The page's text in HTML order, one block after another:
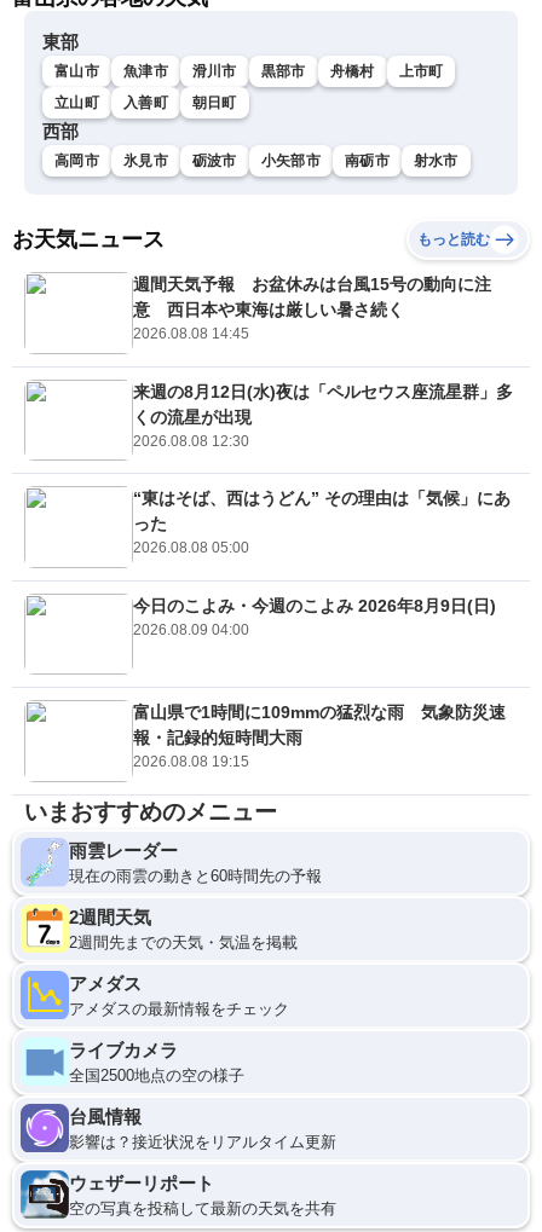
東部
富山市 魚津市 滑川市 黒部市 舟橋村
上市町
立山町
入善町 朝日町
西部
高岡市 氷見市 砺波市 小矢部市 南砺市 射水市
お天気ニュース もっと読む
週間天気予報 お盆休みは台風15号の動向に注
意 西日本や東海は厳しい暑さ続く
2026.08.08 14:45
来週の8月12日(水)夜は「ペルセウス座流星群」多
くの流星が出現
2026.08.08 12:30
“東はそば、西はうどん” その理由は「気候」にあ
った
2026.08.08 05:00
今日のこよみ・今週のこよみ 2026年8月9日(日)
2026.08.09 04:00
富山県で1時間に109mmの猛烈な雨 気象防災速
報・記録的短時間大雨
2026.08.08 19:15
いまおすすめのメニュー
雨雲レーダー
現在の雨雲の動きと60時間先の予報
2週間天気
2週間先までの天気・気温を掲載
アメダス
アメダスの最新情報をチェック
ライブカメラ
全国2500地点の空の様子
台風情報
影響は？接近状況をリアルタイム更新
ウェザーリポート
空の写真を投稿して最新の天気を共有